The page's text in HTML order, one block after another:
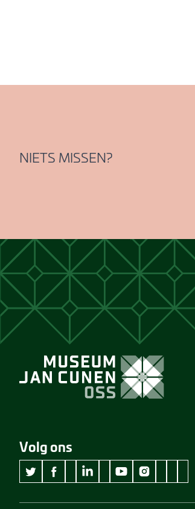
NIETS MISSEN?
Volg ons
twitter Museum Jan Cunen
facebook Museum Jan Cunen
wikipedia Museum Jan Cunen
linkedin Museum Jan
googleplus Museum
youtube Museum
instagram